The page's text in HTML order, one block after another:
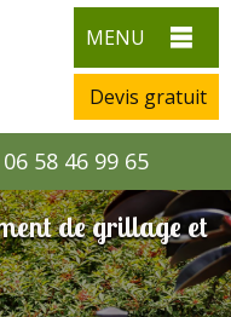
MENU
Devis gratuit
06 58 46 99 65
de grillage et